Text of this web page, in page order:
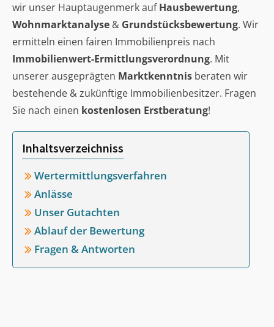
wir unser Hauptaugenmerk aufHausbewertung,
Wohnmarktanalyse & Grundstücksbewertung. Wir
ermitteln einen fairen Immobilienpreis nach
Immobilienwert-Ermittlungsverordnung. Mit
unserer ausgeprägten Marktkenntnis beraten wir
bestehende & zukünftige Immobilienbesitzer. Fragen
Sie nach einen kostenlosen Erstberatung!
Inhaltsverzeichniss
Wertermittlungsverfahren
Anlässe
Unser Gutachten
Ablauf der Bewertung
Fragen & Antworten